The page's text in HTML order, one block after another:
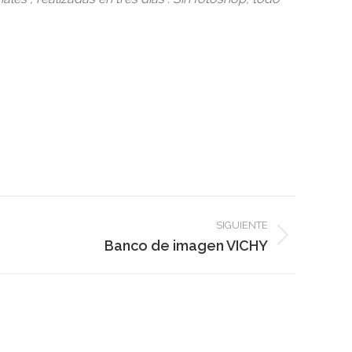
SIGUIENTE
Banco de imagen VICHY